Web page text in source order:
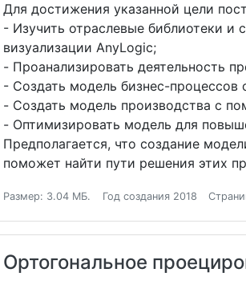
Для достижения указанной цели
- Изучить отраслевые библиотеки и
визуализации AnyLogic;
- Проанализировать деятельность
- Создать модель бизнес-
- Создать модель производства с
- Оптимизировать модель для
Предполагается, что создание
поможет найти пути решения этих
Размер: 3.04 МБ. Год создания 2018
Ортогональное